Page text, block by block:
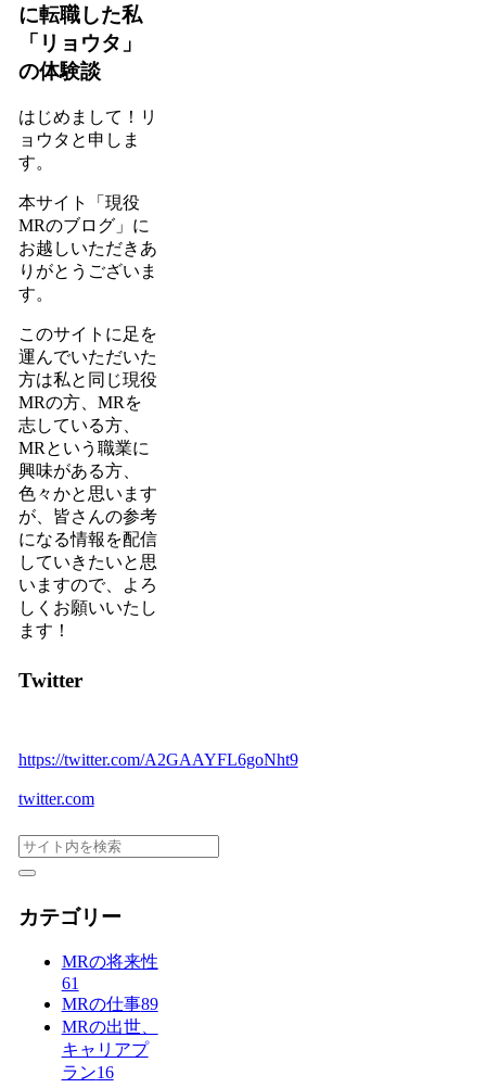
に転職した私
「リョウタ」
の体験談
はじめまして！リ
ョウタと申しま
す。
本サイト
「現役
MRのブログ」 に
お越しいただきあ
りがとうございま
す。
このサイトに足を
運んでいただいた
方は私と同じ現役
MRの方、MRを
志している方、
MRという職業に
興味がある方、
色々かと思います
が、 皆さんの参考
になる情報を配信
していきたいと思
いますので、よろ
しくお願いいたし
ます！
Twitter
https://twitter.com/A2GAAYFL6goNht9
twitter.com
カテゴリー
MRの将来性
61
MRの仕事89
MRの出世、
キャリアプ
ラン16